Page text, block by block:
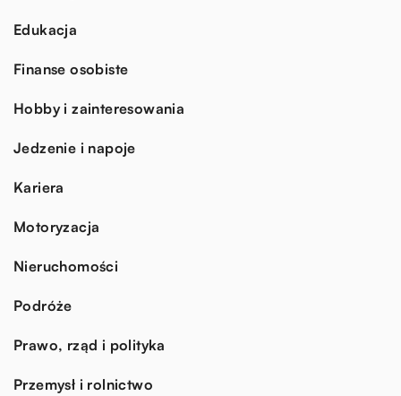
Edukacja
Finanse osobiste
Hobby i zainteresowania
Jedzenie i napoje
Kariera
Motoryzacja
Nieruchomości
Podróże
Prawo, rząd i polityka
Przemysł i rolnictwo